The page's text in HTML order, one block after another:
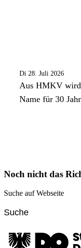
Di 28. Juli 2026
Aus HMKV wird
Name für 30
Noch nicht das
Suche auf Webseite